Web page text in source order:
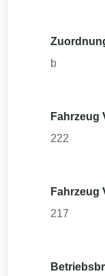
b
Fahrzeug
222
Fahrzeug
217